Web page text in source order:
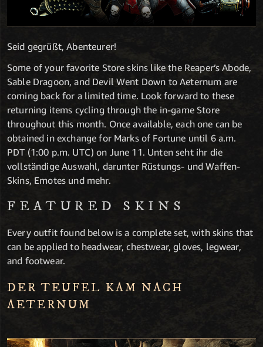
Seid gegrüßt, Abenteurer!
Some of your favorite Store skins like the Reaper’s Abode,
Sable Dragoon, and Devil Went Down to Aeternum are
coming back for a limited time. Look forward to these
returning items cycling through the in-game Store
throughout this month. Once available, each one can be
obtained in exchange for Marks of Fortune until 6 a.m.
PDT (1:00 p.m. UTC) on June 11. Unten seht ihr die
vollständige Auswahl, darunter Rüstungs- und Waffen-
Skins, Emotes und mehr.
FEATURED SKINS
Every outfit found below is a complete set, with skins that
can be applied to headwear, chestwear, gloves, legwear,
and footwear.
DER TEUFEL KAM NACH
AETERNUM